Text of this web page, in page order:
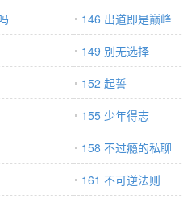
146 出道即是巅峰
149 别无选择
152 起誓
155 少年得志
158 不过瘾的私聊
161 不可逆法则